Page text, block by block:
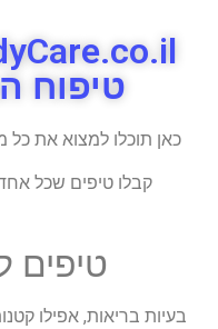
טיפוח
כאן תוכלו למצוא את
קבלו טיפים שכל
טיפים
בעיות בריאות, אפילו